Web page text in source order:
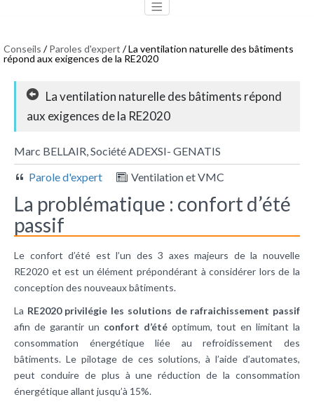
Conseils /Paroles d'expert / La ventilation naturelle des bâtiments
répond aux exigences de la RE2020
La ventilation naturelle des bâtiments répond
aux exigences de la RE2020
Marc BELLAIR, Société ADEXSI- GENATIS
Parole d'expert
Ventilation et VMC
La problématique : confort d’été
passif
Le confort d’été est l’un des 3 axes majeurs de la nouvelle
RE2020 et est un élément prépondérant à considérer lors de la
conception des nouveaux bâtiments.
La RE2020 privilégie les solutions de rafraichissement passif
afin de garantir un confort d’été optimum, tout en limitant la
consommation énergétique liée au refroidissement des
bâtiments. Le pilotage de ces solutions, à l’aide d’automates,
peut conduire de plus à une réduction de la consommation
énergétique allant jusqu’à 15%.